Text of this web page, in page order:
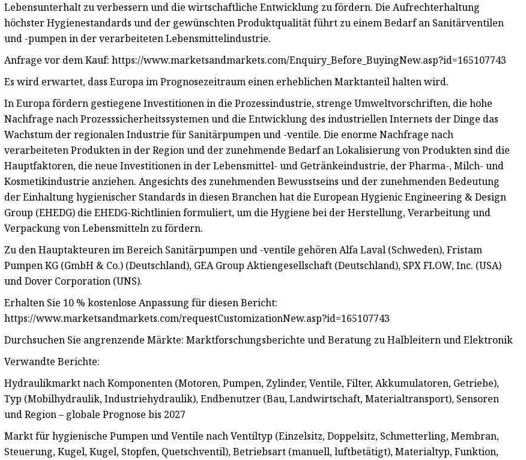
Lebensunterhalt zu verbessern und die wirtschaftliche Entwicklung zu fördern. Die Aufrechterhaltung
höchster Hygienestandards und der gewünschten Produktqualität führt zu einem Bedarf an Sanitärventilen
und -pumpen in der verarbeiteten Lebensmittelindustrie.
Anfrage vor dem Kauf: https://www.marketsandmarkets.com/Enquiry_Before_BuyingNew.asp?id=165107743
Es wird erwartet, dass Europa im Prognosezeitraum einen erheblichen Marktanteil halten wird.
In Europa fördern gestiegene Investitionen in die Prozessindustrie, strenge Umweltvorschriften, die hohe
Nachfrage nach Prozesssicherheitssystemen und die Entwicklung des industriellen Internets der Dinge das
Wachstum der regionalen Industrie für Sanitärpumpen und -ventile. Die enorme Nachfrage nach
verarbeiteten Produkten in der Region und der zunehmende Bedarf an Lokalisierung von Produkten sind die
Hauptfaktoren, die neue Investitionen in der Lebensmittel- und Getränkeindustrie, der Pharma-, Milch- und
Kosmetikindustrie anziehen. Angesichts des zunehmenden Bewusstseins und der zunehmenden Bedeutung
der Einhaltung hygienischer Standards in diesen Branchen hat die European Hygienic Engineering & Design
Group (EHEDG) die EHEDG-Richtlinien formuliert, um die Hygiene bei der Herstellung, Verarbeitung und
Verpackung von Lebensmitteln zu fördern.
Zu den Hauptakteuren im Bereich Sanitärpumpen und -ventile gehören Alfa Laval (Schweden), Fristam
Pumpen KG (GmbH & Co.) (Deutschland), GEA Group Aktiengesellschaft (Deutschland), SPX FLOW, Inc. (USA)
und Dover Corporation (UNS).
Erhalten Sie 10 % kostenlose Anpassung für diesen Bericht:
https://www.marketsandmarkets.com/requestCustomizationNew.asp?id=165107743
Durchsuchen Sie angrenzende Märkte: Marktforschungsberichte und Beratung zu Halbleitern und Elektronik
Verwandte Berichte:
Hydraulikmarkt nach Komponenten (Motoren, Pumpen, Zylinder, Ventile, Filter, Akkumulatoren, Getriebe),
Typ (Mobilhydraulik, Industriehydraulik), Endbenutzer (Bau, Landwirtschaft, Materialtransport), Sensoren
und Region – globale Prognose bis 2027
Markt für hygienische Pumpen und Ventile nach Ventiltyp (Einzelsitz, Doppelsitz, Schmetterling, Membran,
Steuerung, Kugel, Kugel, Stopfen, Quetschventil), Betriebsart (manuell, luftbetätigt), Materialtyp, Funktion,